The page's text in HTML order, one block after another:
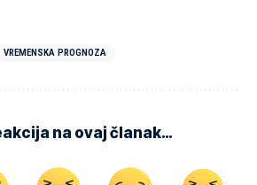
VREMENSKA PROGNOZA
na ovaj članak…